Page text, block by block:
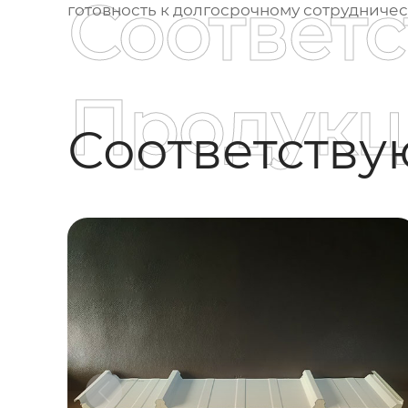
готовность к долгосрочному